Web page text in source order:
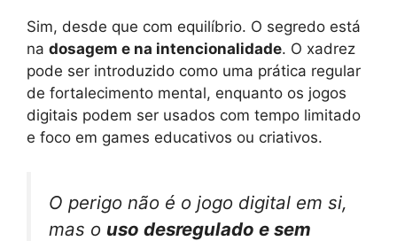
Sim, desde que com equilíbrio. O segredo está
na dosagem e na intencionalidade. O xadrez
pode ser introduzido como uma prática regular
de fortalecimento mental, enquanto os jogos
digitais podem ser usados com tempo limitado
e foco em games educativos ou criativos.
O perigo não é o jogo digital em si,
mas o uso desregulado e sem